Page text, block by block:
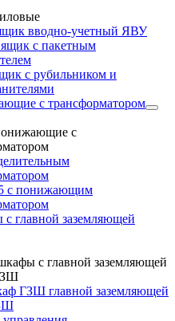
вводно-учетный ЯВУ
с пакетным
с рубильником и
с трансформатором
с
с понижающим
главной заземляющей
с главной заземляющей
ГЗШ главной заземляющей